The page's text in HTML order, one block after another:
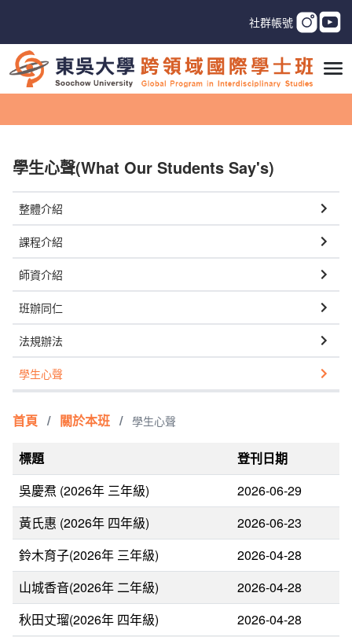
社群帳號
學生心聲(What Our Students Say's)
整體介紹
課程介紹
師資介紹
班辦同仁
法規辦法
學生心聲
首頁 / 關於本班 / 學生心聲
標題
登刊日期
吳慶焄 (2026年 三年級)
2026-06-29
黃氏惠 (2026年 四年級)
2026-06-23
鈴木育子(2026年 三年級)
2026-04-28
山城香音(2026年 二年級)
2026-04-28
秋田丈瑠(2026年 四年級)
2026-04-28